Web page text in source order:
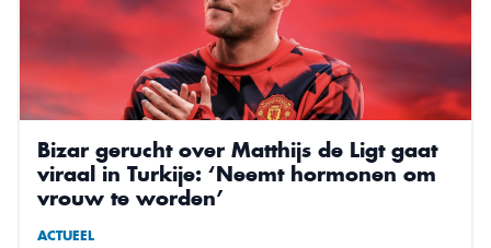
Bizar gerucht over Matthijs de Ligt gaat
viraal in Turkije: ‘Neemt hormonen om
vrouw te worden’
ACTUEEL